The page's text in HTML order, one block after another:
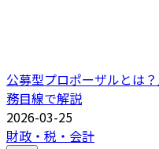
公募型プロポーザルとは
務目線で解説
2026-03-25
財政・税・会計